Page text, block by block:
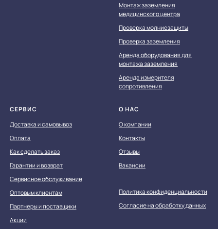
Монтаж заземления
медицинского центра
Проверка молниезащиты
Проверка заземления
Аренда оборудования для
монтажа заземления
Аренда измерителя
сопротивления
СЕРВИС
Доставка и самовывоз
Оплата
Как сделать заказ
Гарантии и возврат
Сервисное обслуживание
Оптовым клиентам
Партнеры и поставщики
Акции
О НАС
О компании
Контакты
Отзывы
Вакансии
Политика конфиденциальности
Согласие на обработку данных